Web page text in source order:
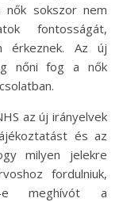
sokszor nem
fontosságát,
érkeznek. Az új
nőni fog a nők
az új irányelvek
és az
milyen jelekre
fordulniuk,
e meghívót a